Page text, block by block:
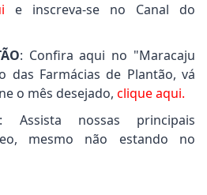
e inscreva-se no Canal do
: Confira aqui no "Maracaju
das Farmácias de Plantão, vá
o mês desejado, clique aqui.
: Assista nossas principais
mesmo não estando no